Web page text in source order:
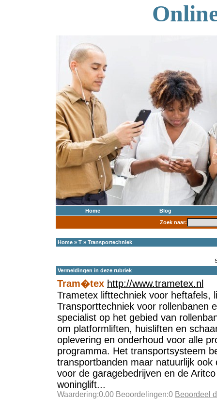
Home
Blog
Zoek naar:
Home » T » Transportechniek
Vermeldingen in deze rubriek
Tram�tex http://www.trametex.nl
Trametex lifttechniek voor heftafels,
Transporttechniek voor rollenbanen
specialist op het gebied van
om platformliften, huisliften en
oplevering en onderhoud voor alle
programma. Het transportsysteem
transportbanden maar natuurlijk
voor de garagebedrijven en de
woninglift...
Waardering:0.00 Beoordelingen:0 Beoordeel